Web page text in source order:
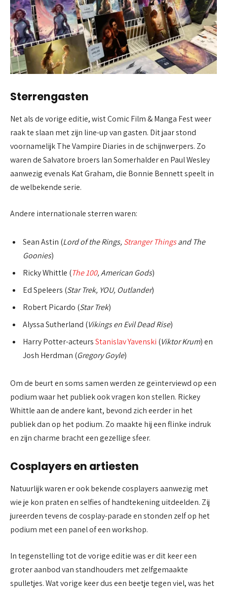
Sterrengasten
Net als de vorige editie, wist Comic Film & Manga Fest weer
raak te slaan met zijn line-up van gasten. Dit jaar stond
voornamelijk The Vampire Diaries in de schijnwerpers. Zo
waren de Salvatore broers Ian Somerhalder en Paul Wesley
aanwezig evenals Kat Graham, die Bonnie Bennett speelt in
de welbekende serie.
Andere internationale sterren waren:
Sean Astin (Lord of the Rings, Stranger Thingsand The
Goonies)
Ricky Whittle (The 100, American Gods)
Ed Speleers (Star Trek, YOU, Outlander)
Robert Picardo (Star Trek)
Alyssa Sutherland (Vikings en Evil Dead Rise)
Harry Potter-acteursStanislav Yavenski (Viktor Krum) en
Josh Herdman (Gregory Goyle)
Om de beurt en soms samen werden ze geïnterviewd op een
podium waar het publiek ook vragen kon stellen. Rickey
Whittle aan de andere kant, bevond zich eerder in het
publiek dan op het podium. Zo maakte hij een flinke indruk
en zijn charme bracht een gezellige sfeer.
Cosplayers en artiesten
Natuurlijk waren er ook bekende cosplayers aanwezig met
wie je kon praten en selfies of handtekening uitdeelden. Zij
jureerden tevens de cosplay-parade en stonden zelf op het
podium met een panel of een workshop.
In tegenstelling tot de vorige editie was er dit keer een
groter aanbod van standhouders met zelfgemaakte
spulletjes. Wat vorige keer dus een beetje tegen viel, was het